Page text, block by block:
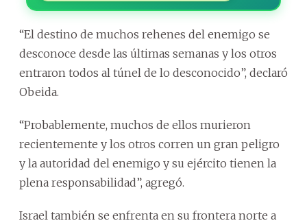
“El destino de muchos rehenes del enemigo se
desconoce desde las últimas semanas y los otros
entraron todos al túnel de lo desconocido”, declaró
Obeida.
“Probablemente, muchos de ellos murieron
recientemente y los otros corren un gran peligro
y la autoridad del enemigo y su ejército tienen la
plena responsabilidad”, agregó.
Israel también se enfrenta en su frontera norte a